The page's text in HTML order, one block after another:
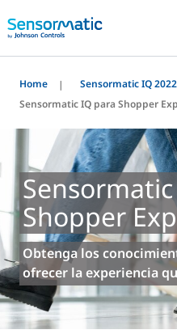
Home
Sensormatic IQ 2022
Sensormatic IQ para Shopper
Shopper
Obtenga los
ofrecer la experiencia